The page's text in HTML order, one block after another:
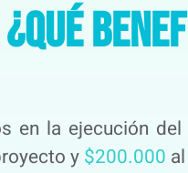
¿Qué
en la ejecución
y$200.000